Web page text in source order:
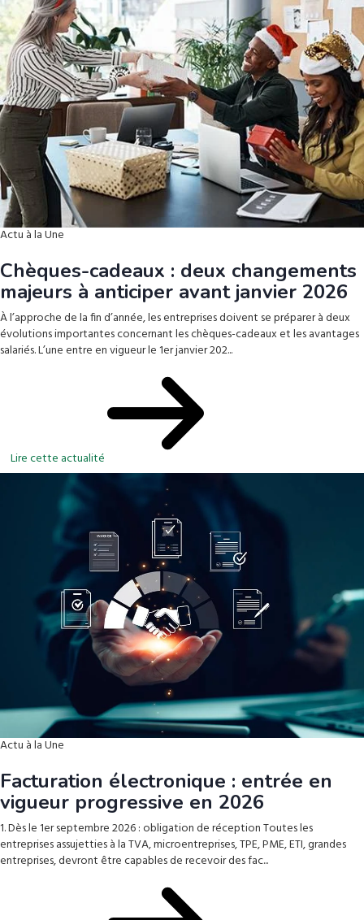
Actu à la Une
Chèques-cadeaux : deux changements
majeurs à anticiper avant janvier 2026
À l’approche de la fin d’année, les entreprises doivent se préparer à deux
évolutions importantes concernant les chèques-cadeaux et les avantages
salariés. L’une entre en vigueur le 1er janvier 202...
Lire cette actualité
Actu à la Une
Facturation électronique : entrée en
vigueur progressive en 2026
1. Dès le 1er septembre 2026 : obligation de réception Toutes les
entreprises assujetties à la TVA, microentreprises, TPE, PME, ETI, grandes
entreprises, devront être capables de recevoir des fac...